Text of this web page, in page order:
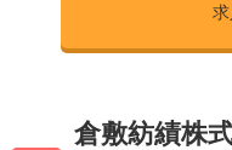
倉敷紡績株